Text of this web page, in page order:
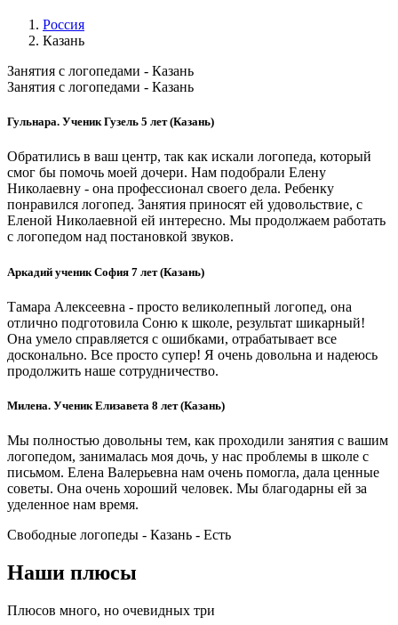
Россия
Казань
Занятия с логопедами - Казань
Занятия с логопедами - Казань
Гульнара. Ученик Гузель 5 лет (Казань)
Обратились в ваш центр, так как искали логопеда, который
смог бы помочь моей дочери. Нам подобрали Елену
Николаевну - она профессионал своего дела. Ребенку
понравился логопед. Занятия приносят ей удовольствие, с
Еленой Николаевной ей интересно. Мы продолжаем работать
с логопедом над постановкой звуков.
Аркадий ученик София 7 лет (Казань)
Тамара Алексеевна - просто великолепный логопед, она
отлично подготовила Соню к школе, результат шикарный!
Она умело справляется с ошибками, отрабатывает все
досконально. Все просто супер! Я очень довольна и надеюсь
продолжить наше сотрудничество.
Милена. Ученик Елизавета 8 лет (Казань)
Мы полностью довольны тем, как проходили занятия с вашим
логопедом, занималась моя дочь, у нас проблемы в школе с
письмом. Елена Валерьевна нам очень помогла, дала ценные
советы. Она очень хороший человек. Мы благодарны ей за
уделенное нам время.
Свободные логопеды - Казань - Есть
Наши плюсы
Плюсов много, но очевидных три